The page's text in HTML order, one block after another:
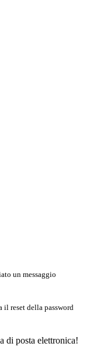
un messaggio
il reset della password
di posta elettronica!